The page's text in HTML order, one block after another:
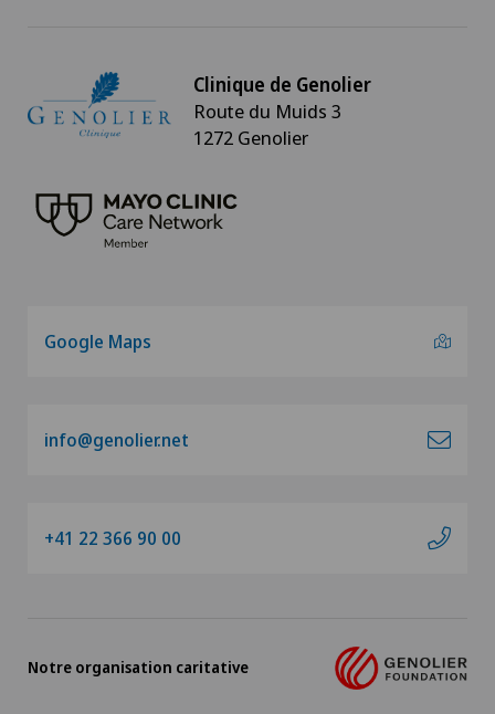
Clinique de Genolier
Route du Muids 3
1272 Genolier
Google Maps
info@genolier.net
+41 22 366 90 00
Notre organisation caritative